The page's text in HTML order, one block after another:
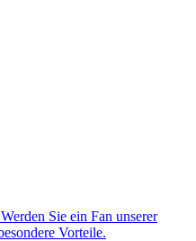
Sie ein Fan unserer
Vorteile.